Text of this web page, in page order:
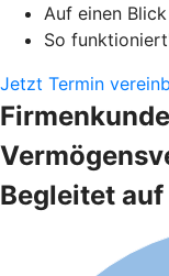
Auf einen Blick
So
Jetzt Termin
Begleitet